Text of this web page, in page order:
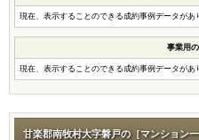
現在、表示することのできる成約事例データがあ
事業用
現在、表示することのできる成約事例データがあ
甘楽郡南牧村大字磐戸の［マンション